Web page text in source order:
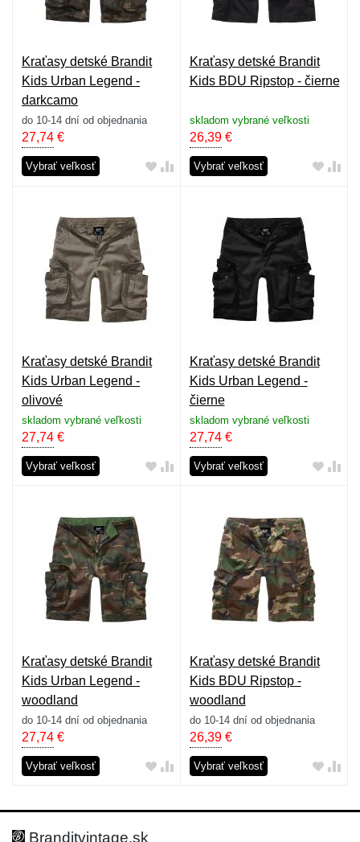
Kraťasy detské Brandit
Kids Urban Legend -
darkcamo
do 10-14 dní od objednania
27,74 €
Vybrať veľkosť
Kraťasy detské Brandit
Kids BDU Ripstop - čierne
skladom vybrané veľkosti
26,39€
Vybrať veľkosť
Kraťasy detské Brandit
Kids Urban Legend -
olivové
skladom vybrané veľkosti
27,74 €
Vybrať veľkosť
Kraťasy detské Brandit
Kids Urban Legend -
čierne
skladom vybrané veľkosti
27,74€
Vybrať veľkosť
Kraťasy detské Brandit
Kids Urban Legend -
woodland
do 10-14 dní od objednania
27,74 €
Vybrať veľkosť
Kraťasy detské Brandit
Kids BDU Ripstop -
woodland
do 10-14 dní od objednania
26,39€
Vybrať veľkosť
Branditvintage.sk